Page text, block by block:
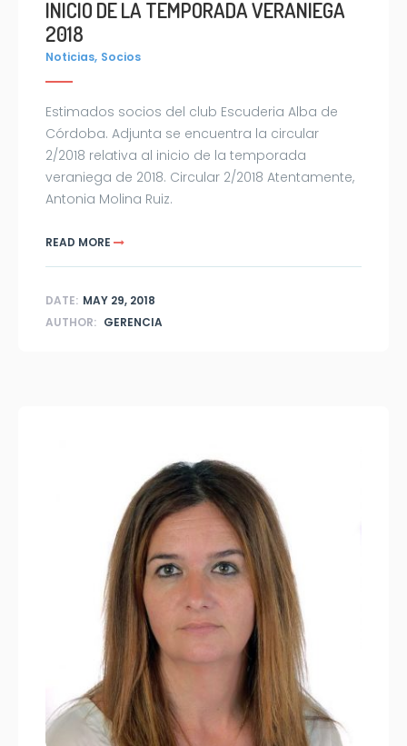
INICIO DE LA TEMPORADA VERANIEGA
2018
Noticias, Socios
Estimados socios del club Escuderia Alba de
Córdoba. Adjunta se encuentra la circular
2/2018 relativa al inicio de la temporada
veraniega de 2018. Circular 2/2018 Atentamente,
Antonia Molina Ruiz.
READ MORE
DATE: MAY 29, 2018
AUTHOR: GERENCIA